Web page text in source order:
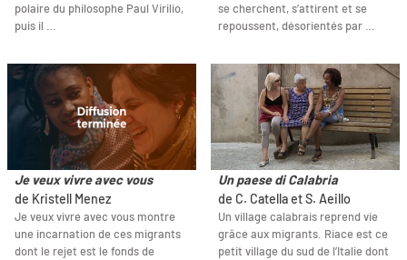
polaire du philosophe Paul Virilio,
puis il …
se cherchent, s’attirent et se
repoussent, désorientés par …
Je veux vivre avec vous
de Kristell Menez
Je veux vivre avec vous montre
une incarnation de ces migrants
dont le rejet est le fonds de
Un paese di Calabria
de C. Catella et S. Aeillo
Un village calabrais reprend vie
grâce aux migrants. Riace est ce
petit village du sud de l’Italie dont